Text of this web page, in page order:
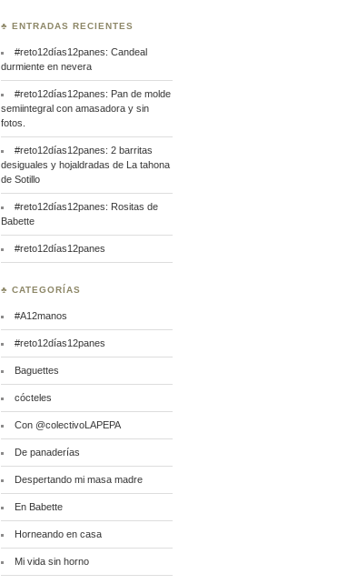
♣ ENTRADAS RECIENTES
#reto12días12panes: Candeal
durmiente en nevera
#reto12días12panes: Pan de molde
semiintegral con amasadora y sin
fotos.
#reto12días12panes: 2 barritas
desiguales y hojaldradas de La tahona
de Sotillo
#reto12días12panes: Rositas de
Babette
#reto12días12panes
♣ CATEGORÍAS
#A12manos
#reto12días12panes
Baguettes
cócteles
Con @colectivoLAPEPA
De panaderías
Despertando mi masa madre
En Babette
Horneando en casa
Mi vida sin horno